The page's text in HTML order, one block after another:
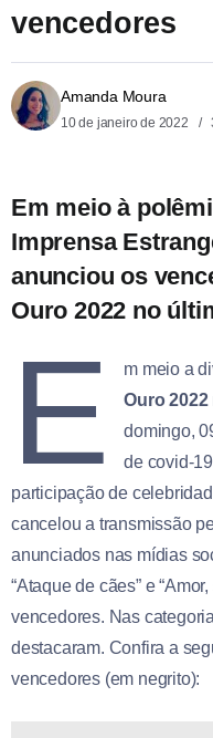
vencedores
Amanda Moura
10 de janeiro de 2022
Em meio à
Imprensa
anunciou os
Ouro 2022 no
E m meio a
Ouro 2022
domingo,
de covid-
participação de
cancelou a transmissão
anunciados nas mídias
“Ataque de cães” e
vencedores. Nas
destacaram. Confira a
vencedores (em negrito):